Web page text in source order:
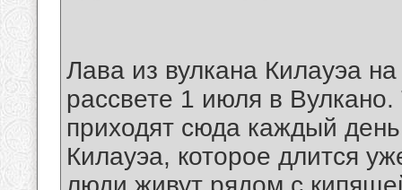
Лава из вулкана Килауэа
рассвете 1 июля в
приходят сюда каждый
Килауэа, которое длится